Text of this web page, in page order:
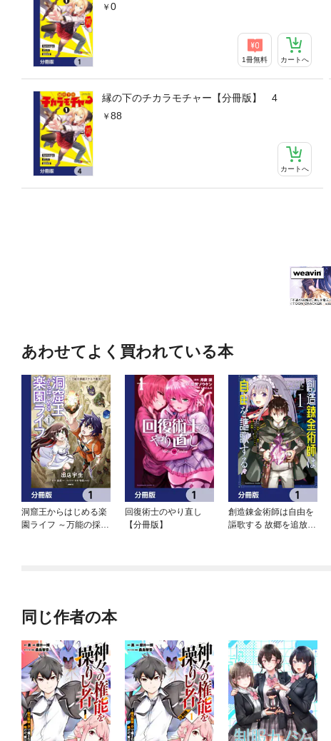
0
1冊無料 カートへ
縁の下のチカラモチャー【分冊版】 4
88
カートへ
あわせてよく買われている本
洞窟王からはじめる楽
園ライフ ～万能の採掘
回復術士のやり直し
【分冊版】
創造錬金術師は自由を
謳歌する 故郷を追放さ
同じ作者の本